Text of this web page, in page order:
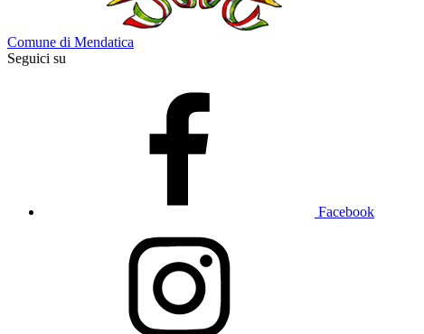
Comune di Mendatica
Seguici su
Facebook